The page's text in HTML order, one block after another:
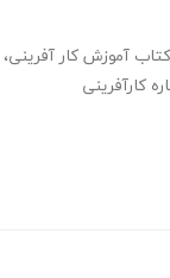
کتاب آموزش کار آفرینی،
کارآفرینی